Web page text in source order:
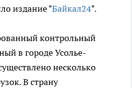
издание "Байкал24".
контрольный
в городе Усолье-
несколько
В страну